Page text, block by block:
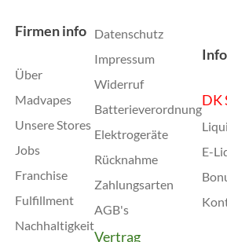
Firmen info
Über
Madvapes
Unsere Stores
Jobs
Franchise
Fulfillment
Nachhaltigkeit
Datenschutz
Impressum
Widerruf
Batterieverordnung
Elektrogeräte
Rücknahme
Zahlungsarten
AGB's
Vertrag
DK
E-